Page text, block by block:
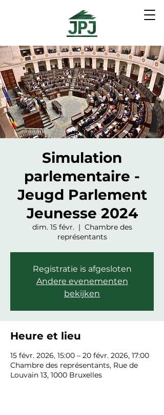
Simulation
parlementaire -
Jeugd Parlement
Jeunesse 2024
dim. 15 févr.
  |
Chambre des
représentants
Registratie is afgesloten
Andere evenementen
bekijken
Heure et lieu
15 févr. 2026, 15:00 – 20 févr. 2026, 17:00
Chambre des représentants, Rue de
Louvain 13, 1000 Bruxelles